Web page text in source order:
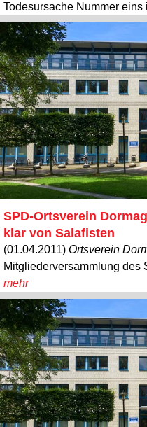
Todesursache Nummer
SPD-Ortsverein
klar von Salafisten
(01.04.2011) Ortsverein
Mitgliederversammlung des
mehr